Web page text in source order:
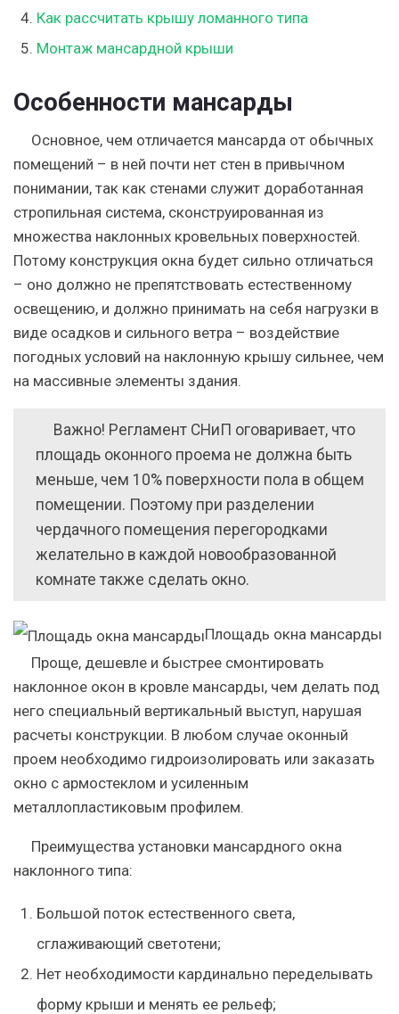
Как рассчитать крышу ломанного типа
Монтаж мансардной крыши
Особенности мансарды
Основное, чем отличается мансарда от обычных
помещений – в ней почти нет стен в привычном
понимании, так как стенами служит доработанная
стропильная система, сконструированная из
множества наклонных кровельных поверхностей.
Потому конструкция окна будет сильно отличаться
– оно должно не препятствовать естественному
освещению, и должно принимать на себя нагрузки в
виде осадков и сильного ветра – воздействие
погодных условий на наклонную крышу сильнее, чем
на массивные элементы здания.
Важно! Регламент СНиП оговаривает, что
площадь оконного проема не должна быть
меньше, чем 10% поверхности пола в общем
помещении. Поэтому при разделении
чердачного помещения перегородками
желательно в каждой новообразованной
комнате также сделать окно.
Площадь окна мансарды
Проще, дешевле и быстрее смонтировать
наклонное окон в кровле мансарды, чем делать под
него специальный вертикальный выступ, нарушая
расчеты конструкции. В любом случае оконный
проем необходимо гидроизолировать или заказать
окно с армостеклом и усиленным
металлопластиковым профилем.
Преимущества установки мансардного окна
наклонного типа:
Большой поток естественного света,
сглаживающий светотени;
Нет необходимости кардинально переделывать
форму крыши и менять ее рельеф;